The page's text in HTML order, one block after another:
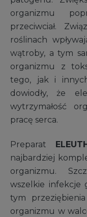
organizmu
przeciwciał.
roślinach
wątroby, a tym
organizmu z
tego, jak i
dowiodły, że
wytrzymałość
pracę serca.
Preparat
najbardziej
organizmu.
wszelkie infekcje
tym
organizmu w